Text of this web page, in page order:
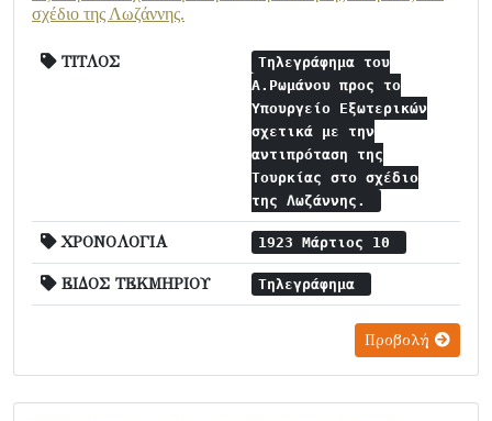
σχέδιο της Λωζάννης.
ΤΙΤΛΟΣ
Τηλεγράφημα του
Α.Ρωμάνου προς το
Υπουργείο Εξωτερικών
σχετικά με την
αντιπρόταση της
Τουρκίας στο σχέδιο
της Λωζάννης.
ΧΡΟΝΟΛΟΓΙΑ 1923 Μάρτιος 10
ΕΙΔΟΣ ΤΕΚΜΗΡΙΟΥ Τηλεγράφημα
Προβολή